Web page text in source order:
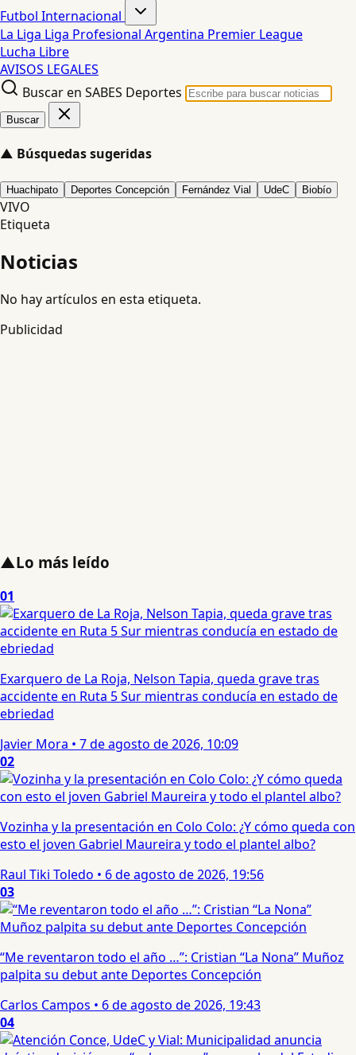
Futbol Internacional
La Liga Liga Profesional Argentina Premier League
Lucha Libre
AVISOS LEGALES
Buscar en SABES Deportes
Buscar
▲ Búsquedas sugeridas
Huachipato Deportes Concepción Fernández Vial UdeC Biobío
VIVO
Etiqueta
Noticias
No hay artículos en esta etiqueta.
Publicidad
▲Lo más leído
01
Exarquero de La Roja, Nelson Tapia, queda grave tras
accidente en Ruta 5 Sur mientras conducía en estado de
ebriedad
Javier Mora • 7 de agosto de 2026, 10:09
02
Vozinha y la presentación en Colo Colo: ¿Y cómo queda con
esto el joven Gabriel Maureira y todo el plantel albo?
Raul Tiki Toledo • 6 de agosto de 2026, 19:56
03
“Me reventaron todo el año …”: Cristian “La Nona” Muñoz
palpita su debut ante Deportes Concepción
Carlos Campos • 6 de agosto de 2026, 19:43
04